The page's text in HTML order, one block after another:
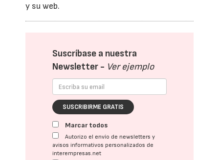
y su web.
Suscríbase a nuestra
Newsletter - Ver ejemplo
SUSCRIBIRME GRATIS
Marcar todos
Autorizo el envío de newsletters y
avisos informativos personalizados de
interempresas.net